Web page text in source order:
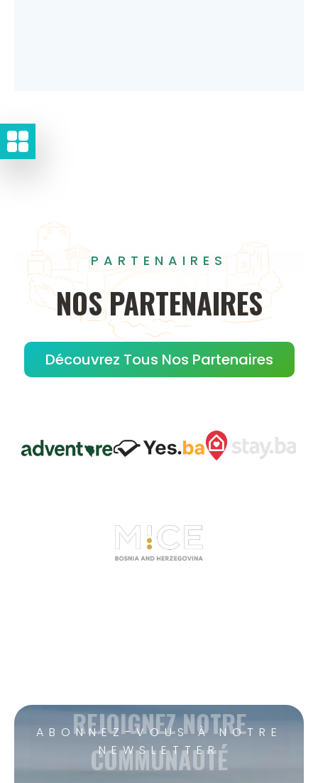
PARTENAIRES
NOS PARTENAIRES
Découvrez Tous Nos Partenaires
ABONNEZ-VOUS À NOTRE
NEWSLETTER
REJOIGNEZ NOTRE
COMMUNAUTÉ